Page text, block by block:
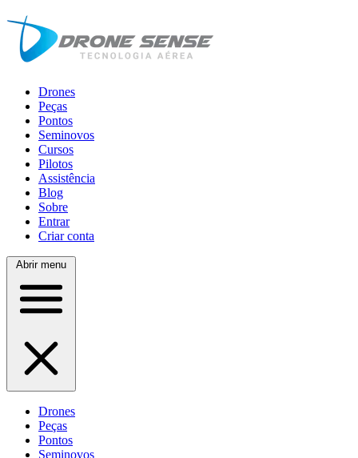
Drones
Peças
Pontos
Seminovos
Cursos
Pilotos
Assistência
Blog
Sobre
Entrar
Criar conta
Abrir menu
Drones
Peças
Pontos
Seminovos